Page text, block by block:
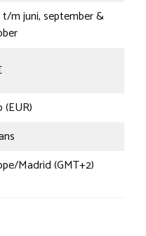
t/m juni, september &
(EUR)
Madrid (GMT+2)